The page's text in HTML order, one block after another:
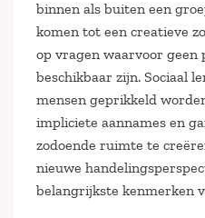
binnen als buiten een
komen tot een creatieve
op vragen waarvoor geen
beschikbaar zijn. Sociaal
mensen geprikkeld
impliciete aannames en
zodoende ruimte te
nieuwe
belangrijkste kenmerken